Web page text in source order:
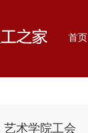
首页
艺术学院工会